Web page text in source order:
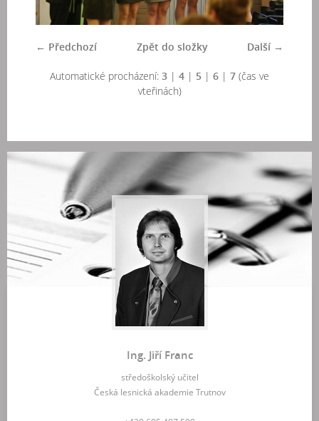
← Předchozí Další →
Zpět do složky
Automatické procházení: 3 | 4 | 5 | 6 | 7 (čas ve
vteřinách)
Ing. Jiří Franc
středoškolský učitel
Česká lesnická akademie Trutnov